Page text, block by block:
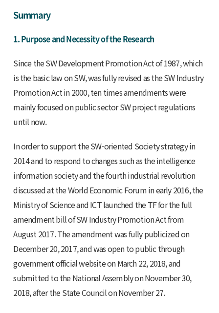
Summary
1. Purpose and Necessity of the Research
Since the SW Development Promotion Act of 1987, which
is the basic law on SW, was fully revised as the SW Industry
Promotion Act in 2000, ten times amendments were
mainly focused on public sector SW project regulations
until now.
In order to support the SW-oriented Society strategy in
2014 and to respond to changes such as the intelligence
information society and the fourth industrial revolution
discussed at the World Economic Forum in early 2016, the
Ministry of Science and ICT launched the TF for the full
amendment bill of SW Industry Promotion Act from
August 2017. The amendment was fully publicized on
December 20, 2017, and was open to public through
government official website on March 22, 2018, and
submitted to the National Assembly on November 30,
2018, after the State Council on November 27.